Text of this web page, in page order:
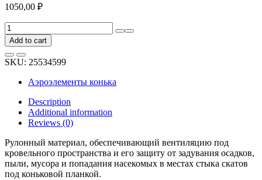
1050,00 ₽
Коньковая
лента
Borge
240
мм,
коричневый
шоколад
RAL
01.290.50.01.01.000.8017
quantity
Add to cart
SKU: 25534599
Аэроэлементы конька
Description
Additional information
Reviews (0)
Рулонный материал, обеспечивающий вентиляцию под
кровельного пространства и его защиту от задувания осадков,
пыли, мусора и попадания насекомых в местах стыка скатов
под коньковой планкой.